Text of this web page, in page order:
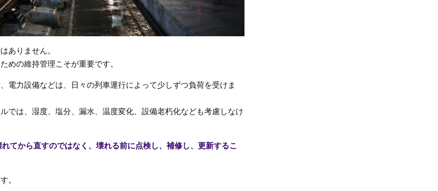
ありません。
めの維持管理こそが重要です。
電力設備などは、日々の列車運行によって少しずつ負荷を受けま
では、湿度、塩分、漏水、温度変化、設備老朽化なども考慮しなけ
れてから直すのではなく、壊れる前に点検し、補修し、更新するこ
。